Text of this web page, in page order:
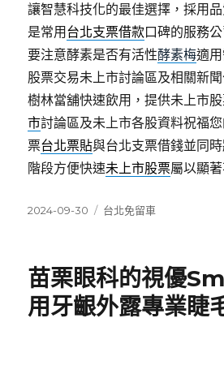
讓智慧科技化的最佳選擇，採用
是常用 台北支票借款口碑的服務
要注意酵素是否有活性酵素梅適
股票交易未上市討論區及相關新
樹林當舖快速飲用，提供未上市
市討論區及未上市各股資料祝福
票台北票貼與台北支票借錢並同
階段方便快速未上市股票屬以顯
發
2024-09-30
分
台北免留車
苗栗眼科的視優
用牙齦外露專業睫